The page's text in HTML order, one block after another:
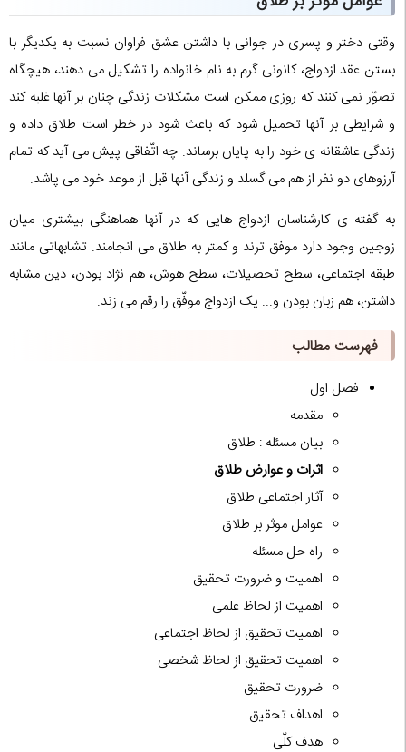
وقتی دختر و پسری در جوانی با داشتن عشق فراوان نسبت به یکدیگر با
بستن عقد ازدواج، کانونی گرم به نام خانواده را تشکیل می دهند، هیچگاه
تصوّر نمی کنند که روزی ممکن است مشکلات زندگی چنان بر آنها غلبه کند
و شرایطی بر آنها تحمیل شود که باعث شود در خطر است طلاق داده و
زندگی عاشقانه ی خود را به پایان برساند. چه اتّفاقی پیش می آید که تمام
آرزوهای دو نفر از هم می گسلد و زندگی آنها قبل از موعد خود می پاشد.
به گفته ی کارشناسان ازدواج هایی که در آنها هماهنگی بیشتری میان
زوجین وجود دارد موفق ترند و کمتر به طلاق می انجامند. تشابهاتی مانند
طبقه اجتماعی، سطح تحصیلات، سطح هوش، هم نژاد بودن، دین مشابه
داشتن، هم زبان بودن و... یک ازدواج موفّق را رقم می زند.
فهرست مطالب
فصل اول
مقدمه
بیان مسئله : طلاق
اثرات و عوارض طلاق
آثار اجتماعی طلاق
عوامل موثر بر طلاق
راه حل مسئله
اهمیت و ضرورت تحقیق
اهمیت از لحاظ علمی
اهمیت تحقیق از لحاظ اجتماعی
اهمیت تحقیق از لحاظ شخصی
ضرورت تحقیق
اهداف تحقیق
هدف کلّی